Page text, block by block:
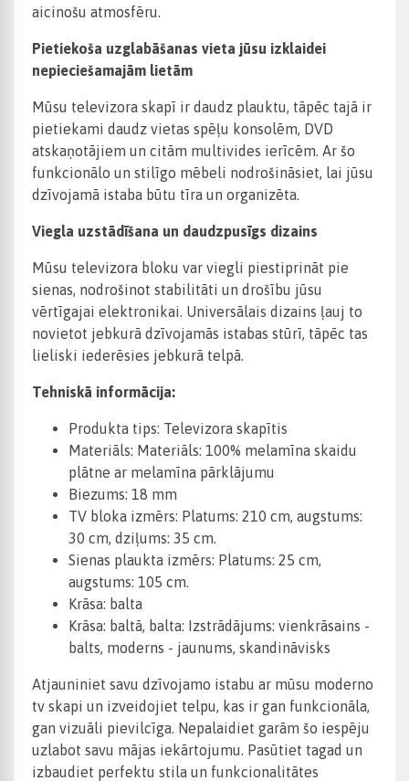
aicinošu atmosfēru.
Pietiekoša uzglabāšanas vieta jūsu izklaidei
nepieciešamajām lietām
Mūsu televizora skapī ir daudz plauktu, tāpēc tajā ir
pietiekami daudz vietas spēļu konsolēm, DVD
atskaņotājiem un citām multivides ierīcēm. Ar šo
funkcionālo un stilīgo mēbeli nodrošināsiet, lai jūsu
dzīvojamā istaba būtu tīra un organizēta.
Viegla uzstādīšana un daudzpusīgs dizains
Mūsu televizora bloku var viegli piestiprināt pie
sienas, nodrošinot stabilitāti un drošību jūsu
vērtīgajai elektronikai. Universālais dizains ļauj to
novietot jebkurā dzīvojamās istabas stūrī, tāpēc tas
lieliski iederēsies jebkurā telpā.
Tehniskā informācija:
Produkta tips: Televizora skapītis
Materiāls: Materiāls: 100% melamīna skaidu
plātne ar melamīna pārklājumu
Biezums: 18 mm
TV bloka izmērs: Platums: 210 cm, augstums:
30 cm, dziļums: 35 cm.
Sienas plaukta izmērs: Platums: 25 cm,
augstums: 105 cm.
Krāsa: balta
Krāsa: baltā, balta: Izstrādājums: vienkrāsains -
balts, moderns - jaunums, skandināvisks
Atjauniniet savu dzīvojamo istabu ar mūsu moderno
tv skapi un izveidojiet telpu, kas ir gan funkcionāla,
gan vizuāli pievilcīga. Nepalaidiet garām šo iespēju
uzlabot savu mājas iekārtojumu. Pasūtiet tagad un
izbaudiet perfektu stila un funkcionalitātes